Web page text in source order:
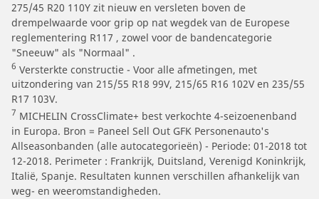
275/45 R20 110Y zit nieuw en versleten boven de
drempelwaarde voor grip op nat wegdek van de Europese
reglementering R117 , zowel voor de bandencategorie
"Sneeuw" als "Normaal" .
6 Versterkte constructie - Voor alle afmetingen, met
uitzondering van 215/55 R18 99V, 215/65 R16 102V en 235/55
R17 103V.
7 MICHELIN CrossClimate+ best verkochte 4-seizoenenband
in Europa. Bron = Paneel Sell Out GFK Personenauto's
Allseasonbanden (alle autocategorieën) - Periode: 01-2018 tot
12-2018. Perimeter : Frankrijk, Duitsland, Verenigd Koninkrijk,
Italië, Spanje. Resultaten kunnen verschillen afhankelijk van
weg- en weeromstandigheden.